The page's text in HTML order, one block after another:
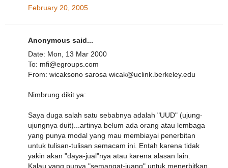
February 20, 2005
Anonymous said...
Date: Mon, 13 Mar 2000
To: mfi@egroups.com
From: wicaksono sarosa wicak@uclink.berkeley.edu
Nimbrung dikit ya:
Saya duga salah satu sebabnya adalah "UUD" (ujung-
ujungnya duit)...artinya belum ada orang atau lembaga
yang punya modal yang mau membiayai penerbitan
untuk tulisan-tulisan semacam ini. Entah karena tidak
yakin akan "daya-jual"nya atau karena alasan lain.
Kalau yang punya "semangat-juang" untuk menerbitkan